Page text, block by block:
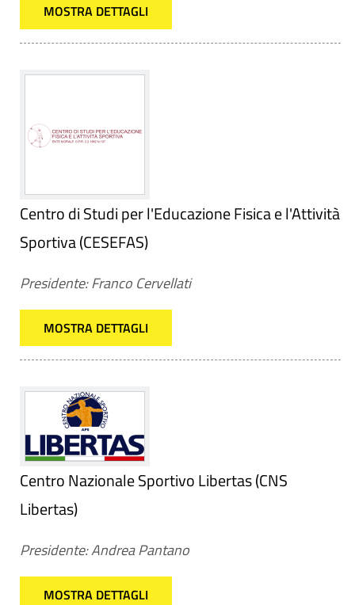
MOSTRA DETTAGLI
Centro di Studi per l'Educazione Fisica e l'Attività
Sportiva (CESEFAS)
Presidente: Franco Cervellati
MOSTRA DETTAGLI
Centro Nazionale Sportivo Libertas (CNS
Libertas)
Presidente: Andrea Pantano
MOSTRA DETTAGLI